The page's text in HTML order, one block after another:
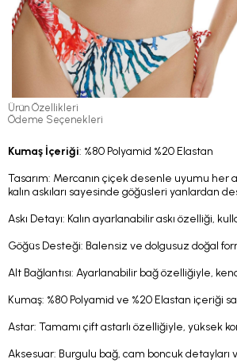
Ürün Özellikleri
Ödeme Seçenekleri
Kumaş İçeriği: %80 Polyamid %20 Elastan
Tasarım: Mercanın çiçek desenle uyumu her
kalın askıları sayesinde göğüsleri yanlardan
Askı Detayı: Kalın ayarlanabilir askı özelliği,
Göğüs Desteği: Balensiz ve dolgusuz doğal
Alt Bağlantısı: Ayarlanabilir bağ özelliğiyle,
Kumaş: %80 Polyamid ve %20 Elastan içeriği
Astar: Tamamı çift astarlı özelliğiyle, yüksek
Aksesuar: Burgulu bağ, cam boncuk detayları